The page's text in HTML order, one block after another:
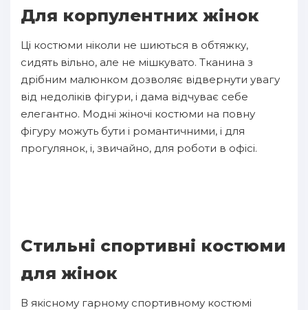
Для корпулентних жінок
Ці костюми ніколи не шиються в обтяжку,
сидять вільно, але не мішкувато. Тканина з
дрібним малюнком дозволяє відвернути увагу
від недоліків фігури, і дама відчуває себе
елегантно. Модні жіночі костюми на повну
фігуру можуть бути і романтичними, і для
прогулянок, і, звичайно, для роботи в офісі.
Стильні спортивні костюми
для жінок
В якісному гарному спортивному костюмі